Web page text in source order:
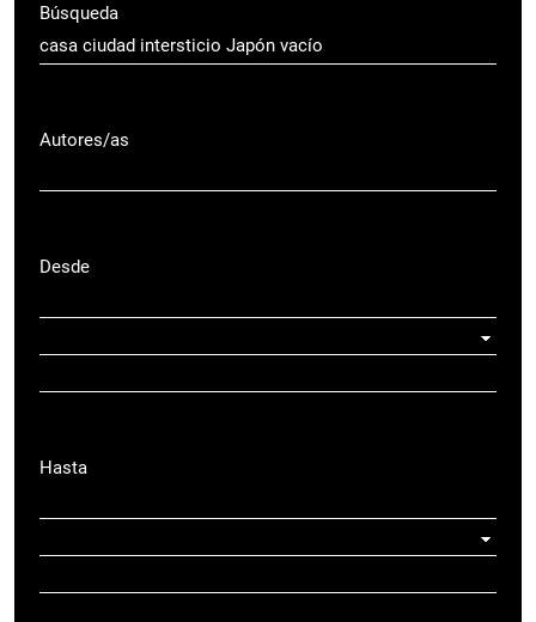
Búsqueda
Autores/as
Desde
Hasta